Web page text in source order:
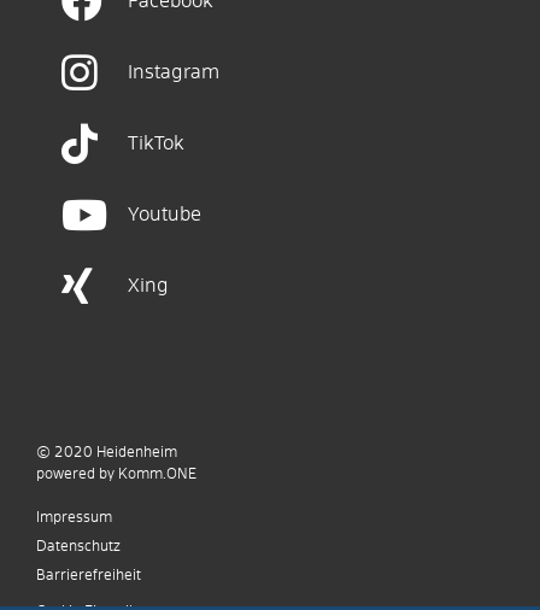
Instagram
TikTok
Youtube
Xing
© 2020 Heidenheim
powered by Komm.ONE
Impressum
Datenschutz
Barrierefreiheit